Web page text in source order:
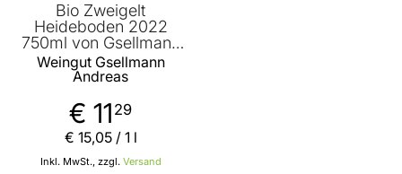
Bio Zweigelt
Heideboden 2022
750ml von Gsellmann
Andreas
Weingut Gsellmann
Andreas
€ 11 29
Inkl. MwSt., zzgl. Versand
€ 15,05/ 1 l